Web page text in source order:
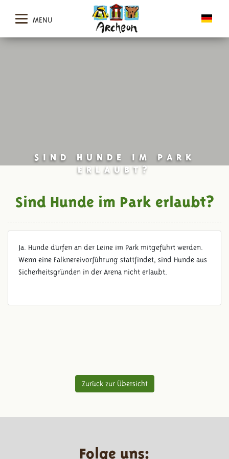
MENU
SIND HUNDE IM PARK
ERLAUBT?
Sind Hunde im Park erlaubt?
Ja. Hunde dürfen an der Leine im Park mitgeführt werden.
Wenn eine Falknereivorführung stattfindet, sind Hunde aus
Sicherheitsgründen in der Arena nicht erlaubt.
Zurück zur Übersicht
Folge uns: